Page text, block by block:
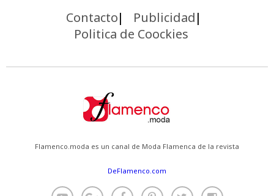
Contacto
Publicidad
Politica de Coockies
Flamenco.moda es un canal de Moda Flamenca de la revista
DeFlamenco.com